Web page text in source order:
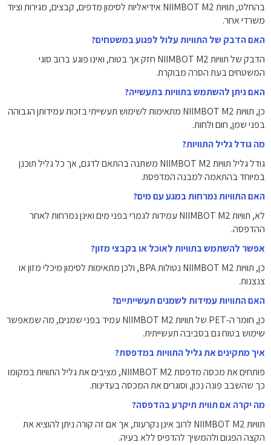
בהחלט, תוויות NIIMBOT M2 אידיאליות לסימון מדפים, קבצים, מגירות וציוד
משרדי אחר.
האם הדבק של התוויות עלול לפגוע במשטחים?
הדבק של תוויות NIIMBOT M2 חזק אך בטוח, ואינו פוגע ברוב סוגי
המשטחים בעת הסרה מבוקרת.
האם ניתן להשתמש בתוויות בתעשייה?
כן, תוויות NIIMBOT M2 מתאימות לשימוש תעשייתי בזכות עמידותן הגבוהה
בפני שמן, חום ולחות.
מה גודל גליל התוויות?
גודל גליל תוויות NIIMBOT M2 משתנה בהתאם לדגם, אך כל גליל תוכנן
במיוחד בהתאמה למבנה המדפסת.
האם התוויות נמרחות במגע עם מים?
לא, תוויות NIIMBOT M2 עמידות לגמרי בפני מים ואינן נמרחות לאחר
ההדפסה.
אפשר להשתמש בתוויות לאוכל או בקבצי מזון?
כן, תוויות NIIMBOT M2 נטולות BPA, ולכן מתאימות לסימון מיכלי מזון או
צנצנות.
האם התוויות עמידות לשמנים תעשייתיים?
כן, חומר ה-PET של תוויות NIIMBOT M2 עמיד בפני שמנים, מה שמאפשר
שימוש בטוח גם בסביבה תעשייתית.
איך מתקינים את גליל התוויות במדפסת?
פותחים את מכסה מדפסת NIIMBOT M2, מציבים את גליל התוויות במקומו
כך שהשבב פונה נכון, וסוגרים את המכסה בעדינות.
מה יקרה אם תווית תיקרע בהדפסה?
תוויות NIIMBOT M2 לרוב אינן נקרעות, אך אם זה קורה ניתן להוציא את
הקצה הפגום ולהמשיך להדפיס ללא בעיה.